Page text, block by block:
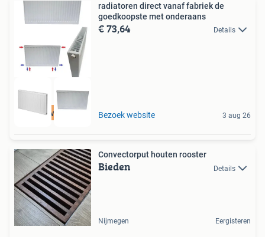
hoge wattage
radiatoren direct vanaf fabriek de
goedkoopste met onderaans
€ 73,64 Details
Bezoek website 3 aug 26
Convectorput houten rooster
Bieden Details
Nijmegen Eergisteren